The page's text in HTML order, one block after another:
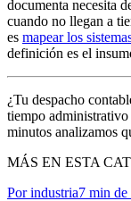
documenta necesita
cuando no llegan a
es mapear los
definición es el
¿Tu despacho
tiempo
minutos analizamos
MÁS EN ESTA
Por industria7 min de